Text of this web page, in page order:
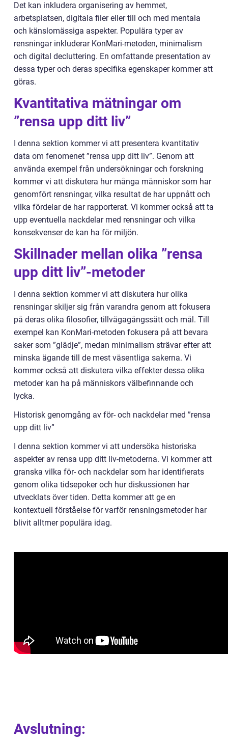
Det kan inkludera organisering av hemmet,
arbetsplatsen, digitala filer eller till och med mentala
och känslomässiga aspekter. Populära typer av
rensningar inkluderar KonMari-metoden, minimalism
och digital decluttering. En omfattande presentation av
dessa typer och deras specifika egenskaper kommer att
göras.
Kvantitativa mätningar om
”rensa upp ditt liv”
I denna sektion kommer vi att presentera kvantitativ
data om fenomenet ”rensa upp ditt liv”. Genom att
använda exempel från undersökningar och forskning
kommer vi att diskutera hur många människor som har
genomfört rensningar, vilka resultat de har uppnått och
vilka fördelar de har rapporterat. Vi kommer också att ta
upp eventuella nackdelar med rensningar och vilka
konsekvenser de kan ha för miljön.
Skillnader mellan olika ”rensa
upp ditt liv”-metoder
I denna sektion kommer vi att diskutera hur olika
rensningar skiljer sig från varandra genom att fokusera
på deras olika filosofier, tillvägagångssätt och mål. Till
exempel kan KonMari-metoden fokusera på att bevara
saker som ”glädje”, medan minimalism strävar efter att
minska ägande till de mest väsentliga sakerna. Vi
kommer också att diskutera vilka effekter dessa olika
metoder kan ha på människors välbefinnande och
lycka.
Historisk genomgång av för- och nackdelar med ”rensa
upp ditt liv”
I denna sektion kommer vi att undersöka historiska
aspekter av rensa upp ditt liv-metoderna. Vi kommer att
granska vilka för- och nackdelar som har identifierats
genom olika tidsepoker och hur diskussionen har
utvecklats över tiden. Detta kommer att ge en
kontextuell förståelse för varför rensningsmetoder har
blivit alltmer populära idag.
Avslutning: